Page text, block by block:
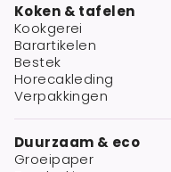
Koken & tafelen
Kookgerei
Barartikelen
Bestek
Horecakleding
Verpakkingen
Duurzaam & eco
Groeipaper